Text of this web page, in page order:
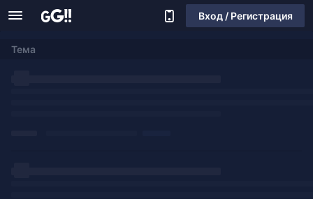
Вход / Регистрация
Тема